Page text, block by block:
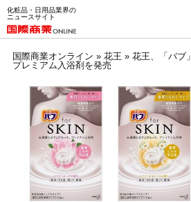
化粧品・日用品業界の
ニュースサイト
国際商業オンライン » 花王 » 花王、「バブ
プレミアム入浴剤を発売